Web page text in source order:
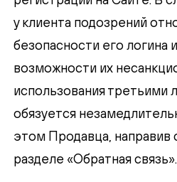
у клиента подозрений
безопасности его логина
возможности их
использования третьими
обязуется
этом Продавца,
разделе «Обратная связь».